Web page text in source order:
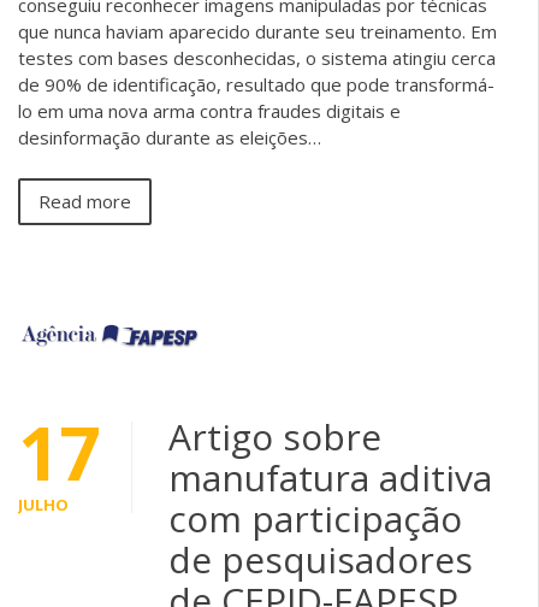
conseguiu reconhecer imagens manipuladas por técnicas
que nunca haviam aparecido durante seu treinamento. Em
testes com bases desconhecidas, o sistema atingiu cerca
de 90% de identificação, resultado que pode transformá-
lo em uma nova arma contra fraudes digitais e
desinformação durante as eleições…
Read more
17
JULHO
Artigo sobre
manufatura aditiva
com participação
de pesquisadores